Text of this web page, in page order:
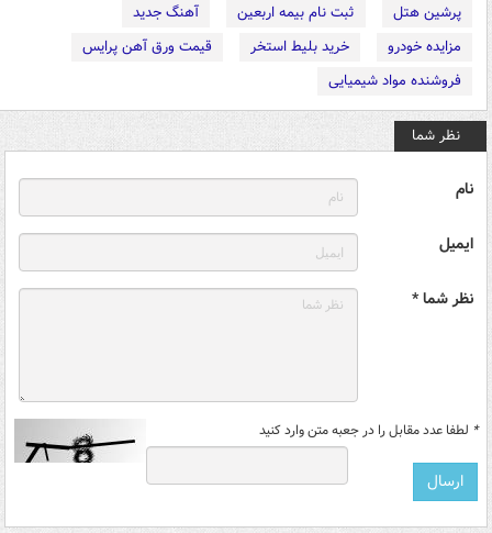
پرشین هتل
ثبت نام بیمه اربعین
آهنگ جدید
مزایده خودرو
خرید بلیط استخر
قیمت ورق آهن پرایس
فروشنده مواد شیمیایی
نظر شما
نام
ایمیل
نظر شما *
* لطفا عدد مقابل را در جعبه متن وارد کنید